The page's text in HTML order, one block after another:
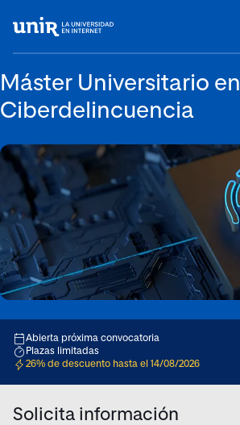
Máster Universitario en
Ciberdelincuencia
Abierta próxima convocatoria
Plazas limitadas
26% de descuento hasta el 14/08/2026
Solicita información